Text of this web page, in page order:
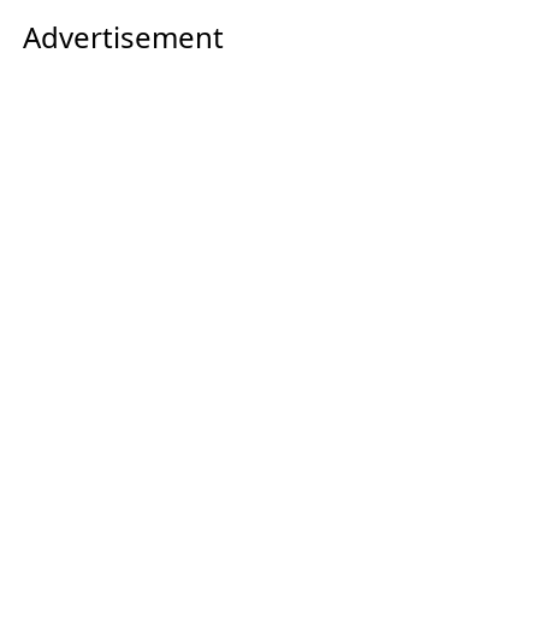
Advertisement